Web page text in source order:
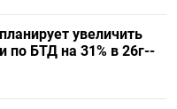
увеличить
по БТД на 31% в 26г--